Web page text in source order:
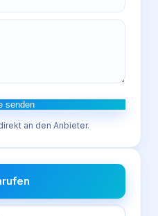
senden
an den Anbieter.